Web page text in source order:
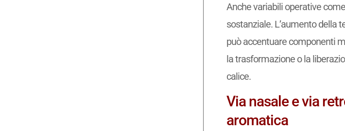
Anche variabili operative come
sostanziale. L’aumento della
può accentuare componenti
la trasformazione o la
calice.
Via nasale e via
aromatica